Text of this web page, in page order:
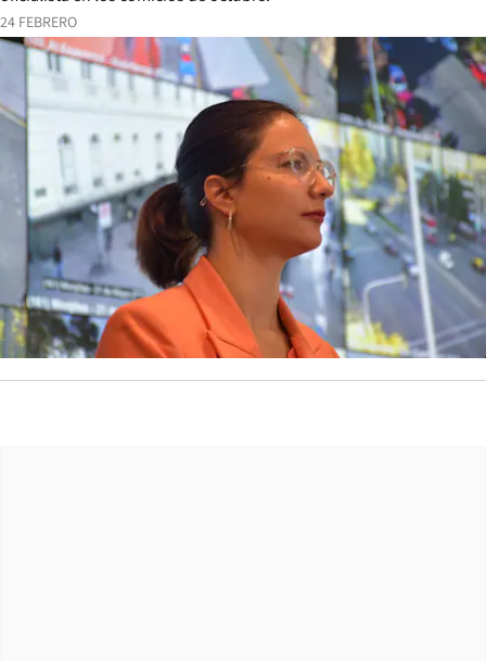
24 FEBRERO